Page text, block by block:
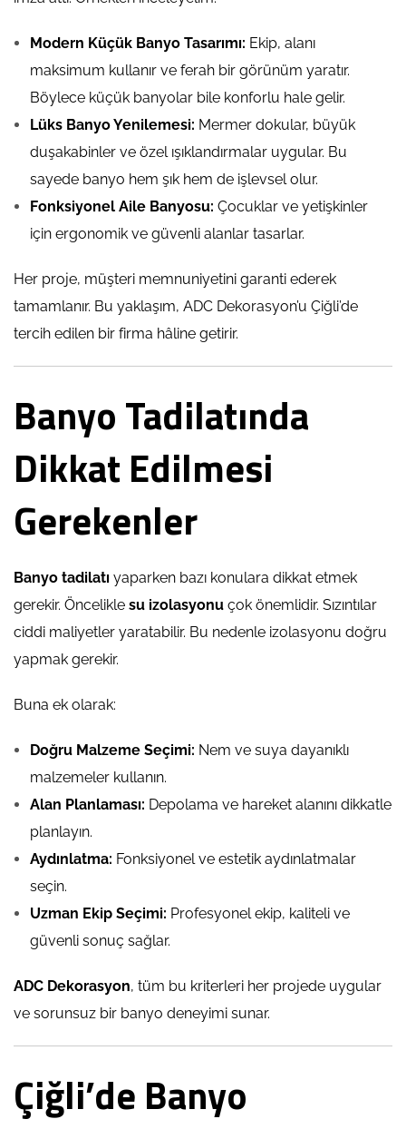
Modern Küçük Banyo Tasarımı: Ekip, alanı
maksimum kullanır ve ferah bir görünüm yaratır.
Böylece küçük banyolar bile konforlu hale gelir.
Lüks Banyo Yenilemesi: Mermer dokular, büyük
duşakabinler ve özel ışıklandırmalar uygular. Bu
sayede banyo hem şık hem de işlevsel olur.
Fonksiyonel Aile Banyosu: Çocuklar ve yetişkinler
için ergonomik ve güvenli alanlar tasarlar.
Her proje, müşteri memnuniyetini garanti ederek
tamamlanır. Bu yaklaşım, ADC Dekorasyon’u Çiğli’de
tercih edilen bir firma hâline getirir.
Banyo Tadilatında
Dikkat Edilmesi
Gerekenler
Banyo tadilatı yaparken bazı konulara dikkat etmek
gerekir. Öncelikle su izolasyonu çok önemlidir. Sızıntılar
ciddi maliyetler yaratabilir. Bu nedenle izolasyonu doğru
yapmak gerekir.
Buna ek olarak:
Doğru Malzeme Seçimi: Nem ve suya dayanıklı
malzemeler kullanın.
Alan Planlaması: Depolama ve hareket alanını dikkatle
planlayın.
Aydınlatma: Fonksiyonel ve estetik aydınlatmalar
seçin.
Uzman Ekip Seçimi: Profesyonel ekip, kaliteli ve
güvenli sonuç sağlar.
ADC Dekorasyon, tüm bu kriterleri her projede uygular
ve sorunsuz bir banyo deneyimi sunar.
Çiğli’de Banyo